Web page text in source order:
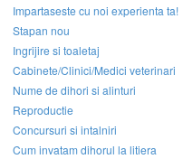
Impartaseste cu noi experienta ta!
Stapan nou
Ingrijire si toaletaj
Cabinete/Clinici/Medici veterinari
Nume de dihori si alinturi
Reproductie
Concursuri si intalniri
Cum invatam dihorul la litiera